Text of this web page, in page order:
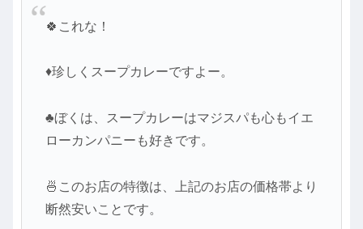
🍀これな！
♦珍しくスープカレーですよー。
♣ぼくは、スープカレーはマジスパも心もイエ
ローカンパニーも好きです。
🍜このお店の特徴は、上記のお店の価格帯より
断然安いことです。